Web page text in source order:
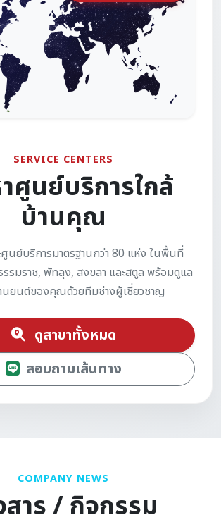
SERVICE CENTERS
ศูนย์บริการใกล้
บ้านคุณ
ศูนย์บริการมาตรฐานกว่า 80 แห่ง ในพื้นที่
รมราช, พัทลุง, สงขลา และสตูล พร้อมดูแล
นยนต์ของคุณด้วยทีมช่างผู้เชี่ยวชาญ
ดูสาขาทั้งหมด
สอบถามเส้นทาง
COMPANY NEWS
สาร / กิจกรรม